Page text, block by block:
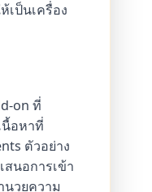
เป็นเครื่อง
on ที่
นื้อหาที่
ตัวอย่าง
นอการเข้า
นวยความ